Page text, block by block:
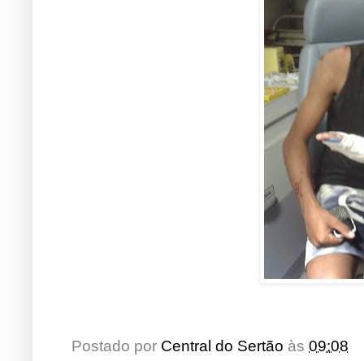
Postado por Central do Sertão às 09:08